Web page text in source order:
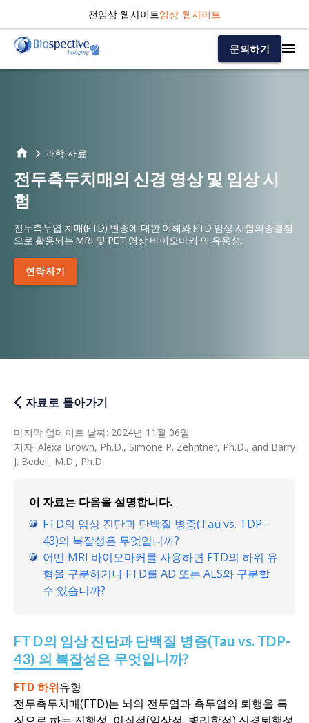
전임상 웹사이트임상 웹사이트
문의하기
과학 자료
전두측두치매의 신경 영상 및 임상 시
험
전두측두엽 치매(FTD) 변종에 대한 이해와FTD 임상 시험의종결점
으로 활용되는 MRI 및 PET 영상 바이오마커 의 유용성.
연락하기
자료로 돌아가기
마지막 업데이트 날짜: 2024년 11월 06일
저자: Alexa Brown, Ph.D., Simone P. Zehntner, Ph.D., and Barry
J. Bedell, M.D., Ph.D.
이 자료는 다음을 설명합니다.
FTD의 임상 진단과 단백질 병증(Tau vs. TDP-
43)의 복잡성은 무엇입니까?
어떤 MRI 바이오마커를 사용하면 FTD의 하위 유
형을 구분하거나 FTD를 AD 또는 ALS와 구분할
수 있습니까?
FT D의 임상 진단과 단백질 병증(Tau vs. TDP-
43) 의 복잡성은 무엇입니까?
FTD 하위유형
전두측두치매(FTD)는 뇌의 전두엽과 측두엽의 퇴행을 특